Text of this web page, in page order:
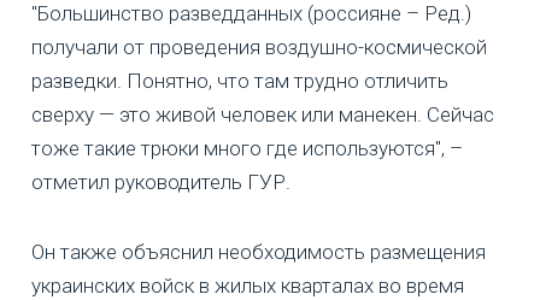
"Большинство разведданных (россияне – Ред.)
получали от проведения воздушно-космической
разведки. Понятно, что там трудно отличить
сверху — это живой человек или манекен. Сейчас
тоже такие трюки много где используются", –
отметил руководитель ГУР.
Он также объяснил необходимость размещения
украинских войск в жилых кварталах во время